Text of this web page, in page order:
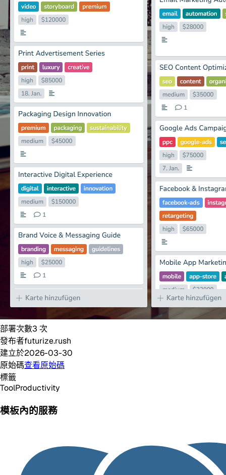
部署次數3 次
發布者futurize.rush
建立於2026-03-30
原始碼查看原始碼
標籤
ToolProductivity
模板內的服務